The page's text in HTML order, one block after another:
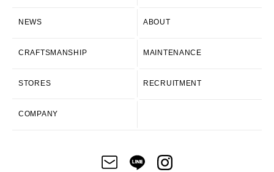
NEWS ABOUT
CRAFTSMANSHIP MAINTENANCE
STORES RECRUITMENT
COMPANY